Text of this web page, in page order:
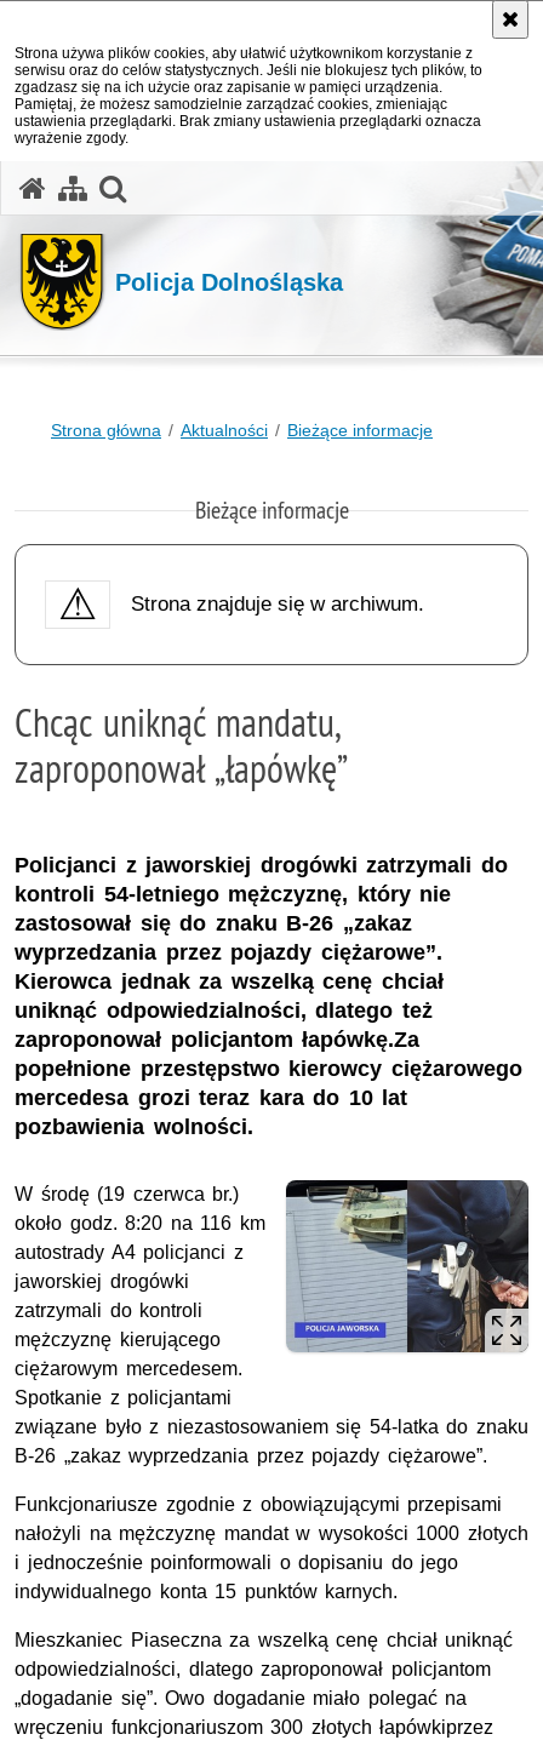
Strona używa plików cookies, aby ułatwić użytkownikom korzystanie z
serwisu oraz do celów statystycznych. Jeśli nie blokujesz tych plików, to
zgadzasz się na ich użycie oraz zapisanie w pamięci urządzenia.
Pamiętaj, że możesz samodzielnie zarządzać cookies, zmieniając
ustawienia przeglądarki. Brak zmiany ustawienia przeglądarki oznacza
wyrażenie zgody.
Policja Dolnośląska
Strona główna Aktualności Bieżące informacje
Bieżące informacje
Strona znajduje się w archiwum.
Chcąc uniknąć mandatu,
zaproponował „łapówkę”
Policjanci z jaworskiej drogówki zatrzymali do
kontroli 54-letniego mężczyznę, który nie
zastosował się do znaku B-26 „zakaz
wyprzedzania przez pojazdy ciężarowe”.
Kierowca jednak za wszelką cenę chciał
uniknąć odpowiedzialności, dlatego też
zaproponował policjantom łapówkę.Za
popełnione przestępstwo kierowcy ciężarowego
mercedesa grozi teraz kara do 10 lat
pozbawienia wolności.
W środę (19 czerwca br.)
około godz. 8:20 na 116 km
autostrady A4 policjanci z
jaworskiej drogówki
zatrzymali do kontroli
mężczyznę kierującego
ciężarowym mercedesem.
Spotkanie z policjantami
związane było z niezastosowaniem się 54-latka do znaku
B-26 „zakaz wyprzedzania przez pojazdy ciężarowe”.
Funkcjonariusze zgodnie z obowiązującymi przepisami
nałożyli na mężczyznę mandat w wysokości 1000 złotych
i jednocześnie poinformowali o dopisaniu do jego
indywidualnego konta 15 punktów karnych.
Mieszkaniec Piaseczna za wszelką cenę chciał uniknąć
odpowiedzialności, dlatego zaproponował policjantom
„dogadanie się”. Owo dogadanie miało polegać na
wręczeniu funkcjonariuszom 300 złotych łapówkiprzez